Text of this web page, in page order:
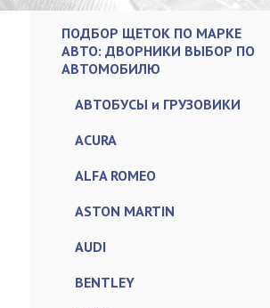
ПОДБОР ЩЕТОК ПО МАРКЕ
АВТО: ДВОРНИКИ ВЫБОР ПО
АВТОМОБИЛЮ
АВТОБУСЫ и ГРУЗОВИКИ
ACURA
ALFA ROMEO
ASTON MARTIN
AUDI
BENTLEY